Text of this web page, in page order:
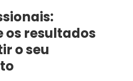
resultados
o seu